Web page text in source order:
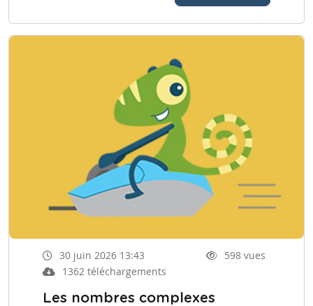
30 juin 2026 13:43
598 vues
1362 téléchargements
Les nombres complexes